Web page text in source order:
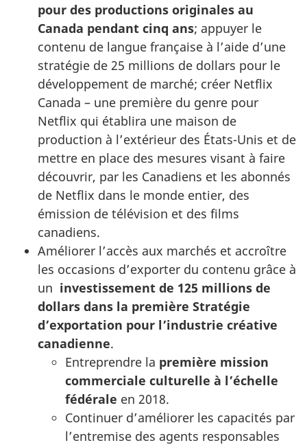
pour des productions originales au
Canada pendant cinq ans; appuyer le
contenu de langue française à l’aide d’une
stratégie de 25 millions de dollars pour le
développement de marché; créer Netflix
Canada – une première du genre pour
Netflix qui établira une maison de
production à l’extérieur des États-Unis et de
mettre en place des mesures visant à faire
découvrir, par les Canadiens et les abonnés
de Netflix dans le monde entier, des
émission de télévision et des films
canadiens.
Améliorer l’accès aux marchés et accroître
les occasions d’exporter du contenu grâce à
un investissement de 125 millions de
dollars dans la première Stratégie
d’exportation pour l’industrie créative
canadienne.
Entreprendre la première mission
commerciale culturelle à l’échelle
fédérale en 2018.
Continuer d’améliorer les capacités par
l’entremise des agents responsables